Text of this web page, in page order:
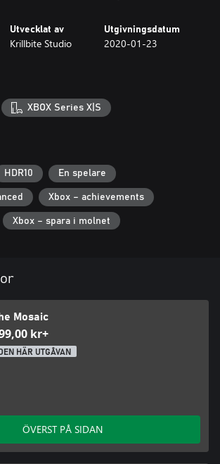
Utvecklat av
Krillbite Studio
Utgivningsdatum
2020-01-23
XBOX Series X|S
HDR10 En spelare
Xbox – achievements
Xbox – spara i molnet
Mosaic
kr+
DEN HÄR UTGÅVAN
ÖVERST PÅ SIDAN